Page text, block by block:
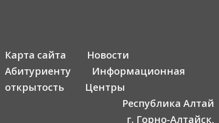
Карта сайта
Новости
Абитуриенту
Информационная
открытость
Центры
Республика Алтай
г. Горно-Алтайск,